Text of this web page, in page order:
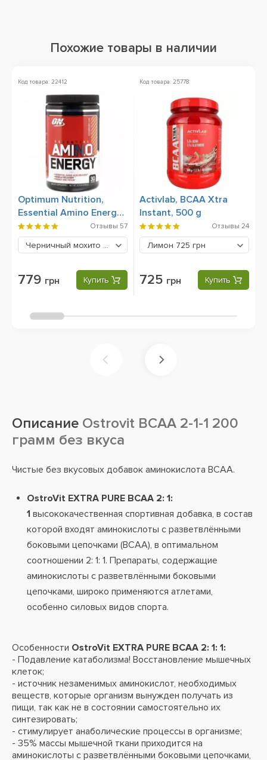
Похожие товары в наличии
Код товара: 22412
Optimum Nutrition,
Essential Amino Energy,
270 грамм
Отзывы 57
Черничный мохито
779 грн
779 грн Купить
Код товара: 25778
Activlab, BCAA Xtra
Instant, 500 g
Отзывы 24
Лимон 725 грн
725 грн Купить
Описание Ostrovit BCAA 2-1-1 200
грамм без вкуса
Чистые без вкусовых добавок аминокислота BCAA.
OstroVit EXTRA PURE BCAA 2: 1:
1 высококачественная спортивная добавка, в состав
которой входят аминокислоты с разветвлёнными
боковыми цепочками (BCAA), в оптимальном
соотношении 2: 1: 1. Препараты, содержащие
аминокислоты с разветвлёнными боковыми
цепочками, широко применяются атлетами,
особенно силовых видов спорта.
Особенности OstroVit EXTRA PURE BCAA 2: 1: 1:
- Подавление катаболизма! Восстановление мышечных
клеток;
- источник незаменимых аминокислот, необходимых
веществ, которые организм вынужден получать из
пищи, так как не в состоянии самостоятельно их
синтезировать;
- стимулирует анаболические процессы в организме;
- 35% массы мышечной ткани приходится на
аминокислоты с разветвлёнными боковыми цепочками,